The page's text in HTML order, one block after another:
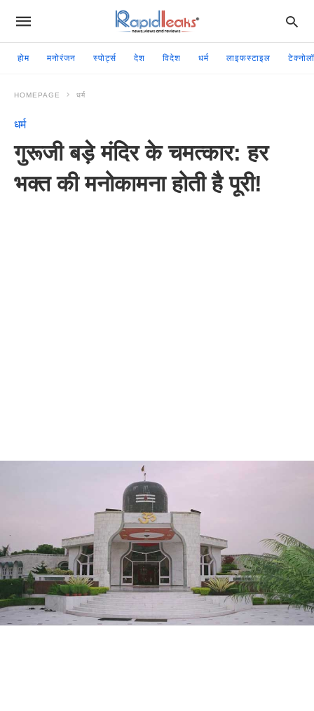
होम मनोरंजन स्पोर्ट्स देश विदेश धर्म लाइफस्टाइल
HOMEPAGE धर्म
धर्म
गुरूजी बड़े मंदिर के चमत्कार: हर
भक्त की मनोकामना होती है पूरी!